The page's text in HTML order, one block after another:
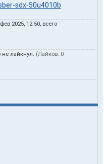
sdx-50u4010b
2025, 12:50, всего
не лайкнул. (Лайков: 0 ·